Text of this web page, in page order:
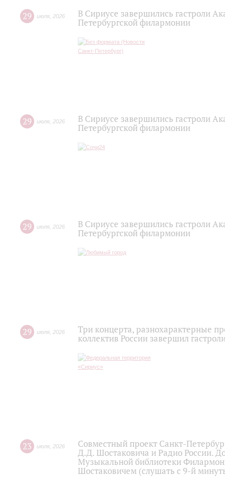
29 июля 2026
В Сириусе завершились гастроли
Петербургской филармонии
29 июля 2026
В Сириусе завершились гастроли
Петербургской филармонии
29 июля 2026
В Сириусе завершились гастроли
Петербургской филармонии
29 июля 2026
Три концерта, разнохарактерные
коллектив России завершил
23 июля 2026
Совместный проект Санкт-
Д.Д. Шостаковича и Радио России.
Музыкальной библиотеки
Шостаковичем (слушать с 9-й